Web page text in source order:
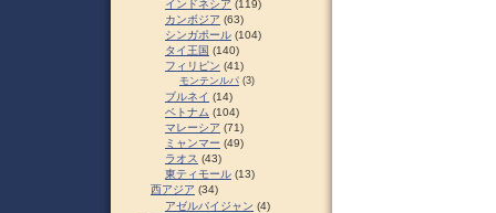
インドネシア (119)
カンボジア (63)
シンガポール (104)
タイ王国 (140)
フィリピン (41)
モンテンルパ (3)
ブルネイ (14)
ベトナム (104)
マレーシア (71)
ミャンマー (49)
ラオス (43)
東ティモール (13)
西アジア (34)
アゼルバイジャン (4)